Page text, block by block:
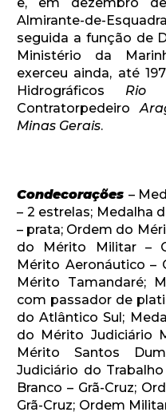
Almirante-de-
seguida a função de
Ministério da
exerceu ainda, até
Hidrográficos Rio
Contratorpedeiro
Minas Gerais.
Condecorações –
– 2 estrelas; Medalha
– prata; Ordem do
do Mérito Militar –
Mérito Aeronáutico –
Mérito Tamandaré;
com passador de
do Atlântico Sul;
do Mérito Judiciário
Mérito Santos
Judiciário do
Branco – Grã-Cruz;
Grã-Cruz; Ordem